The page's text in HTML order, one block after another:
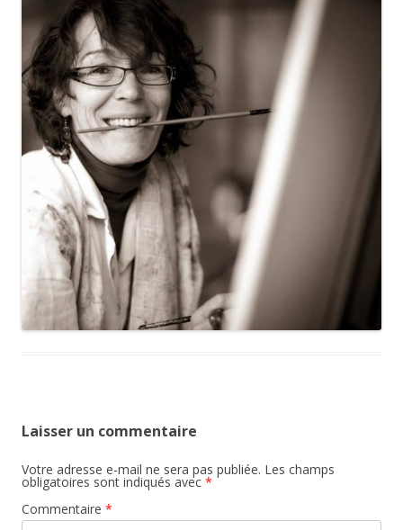
Laisser un commentaire
Votre adresse e-mail ne sera pas publiée. Les champs
obligatoires sont indiqués avec *
Commentaire *